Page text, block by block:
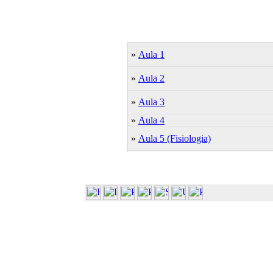
» Aula 1
» Aula 2
» Aula 3
» Aula 4
» Aula 5 (Fisiologia)